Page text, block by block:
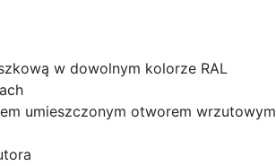
w dowolnym kolorze RAL
umieszczonym otworem wrzutowym